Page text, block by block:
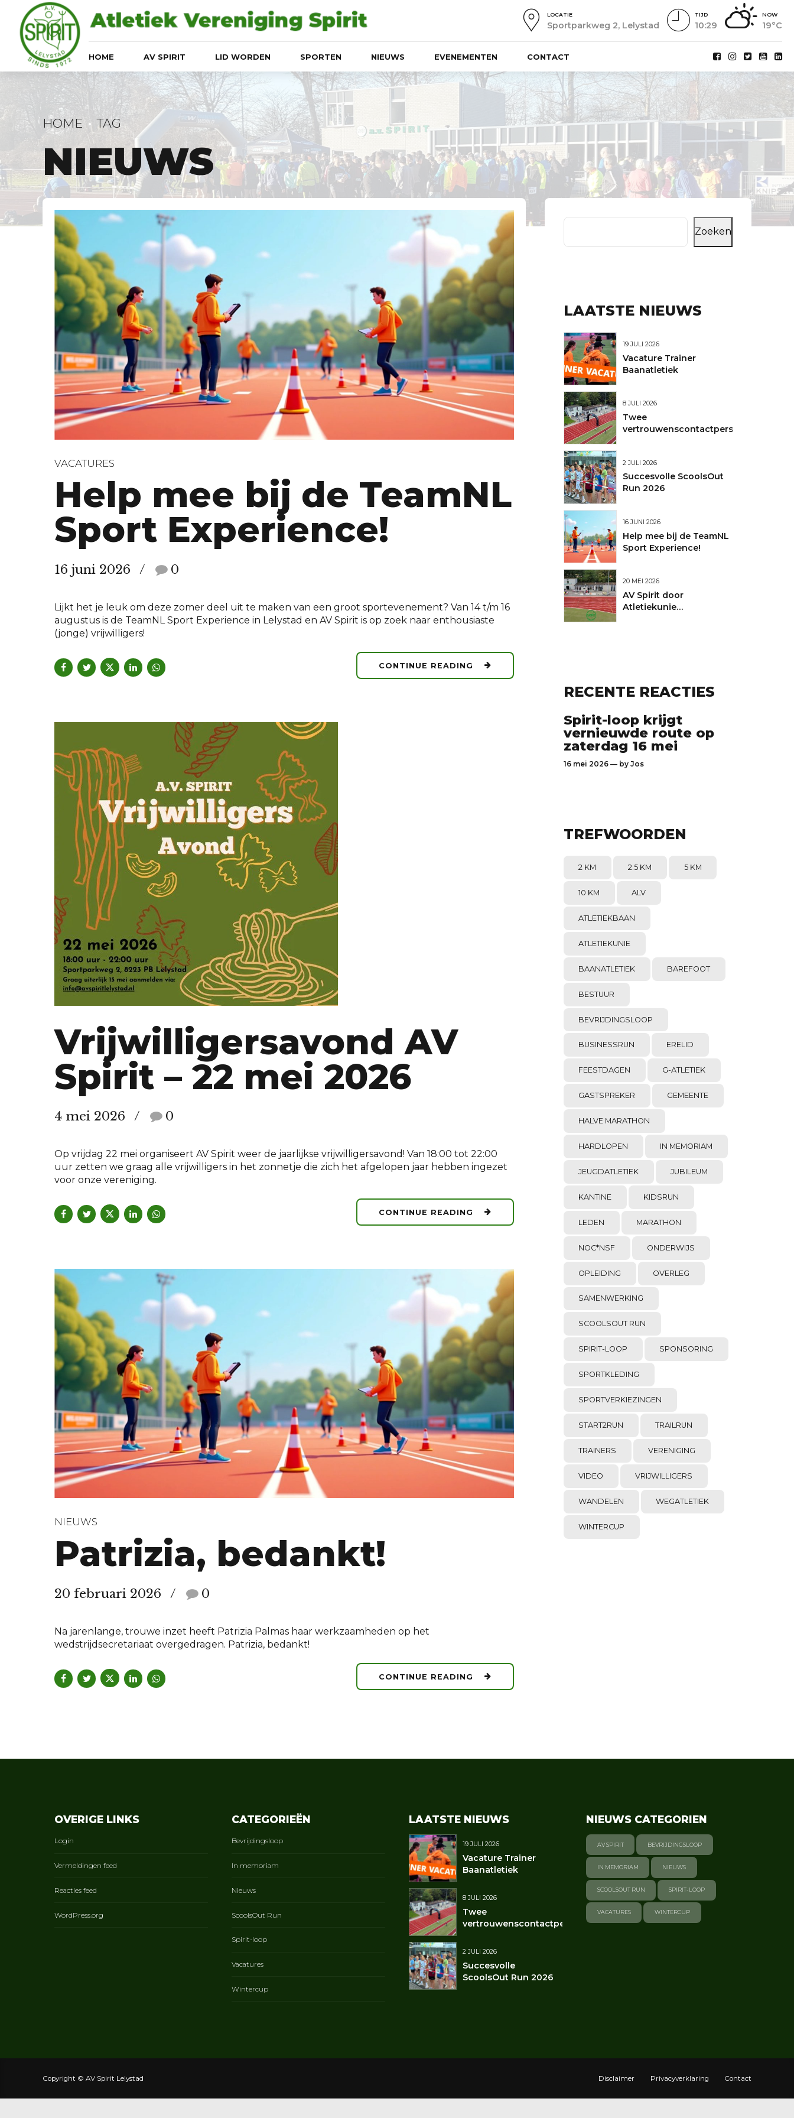
NOW
19°C
TIJD
10:29
LOCATIE
Sportparkweg 2, Lelystad
HOME AV SPIRIT LID WORDEN SPORTEN NIEUWS EVENEMENTEN CONTACT
HOME TAG
NIEUWS
VACATURES
Help mee bij de TeamNL
Sport Experience!
16 juni 2026 0
Lijkt het je leuk om deze zomer deel uit te maken van een groot sportevenement? Van 14 t/m 16
augustus is de TeamNL Sport Experience in Lelystad en AV Spirit is op zoek naar enthousiaste
(jonge) vrijwilligers!
CONTINUE READING
Vrijwilligersavond AV
Spirit – 22 mei 2026
4 mei 2026 0
Op vrijdag 22 mei organiseert AV Spirit weer de jaarlijkse vrijwilligersavond! Van 18:00 tot 22:00
uur zetten we graag alle vrijwilligers in het zonnetje die zich het afgelopen jaar hebben ingezet
voor onze vereniging.
CONTINUE READING
NIEUWS
Patrizia, bedankt!
20 februari 2026 0
Na jarenlange, trouwe inzet heeft Patrizia Palmas haar werkzaamheden op het
wedstrijdsecretariaat overgedragen. Patrizia, bedankt!
CONTINUE READING
Zoeken
LAATSTE NIEUWS
19 JULI 2026
Vacature Trainer
Baanatletiek
8 JULI 2026
Twee
vertrouwenscontactpersonen
2 JULI 2026
Succesvolle ScoolsOut
Run 2026
16 JUNI 2026
Help mee bij de TeamNL
Sport Experience!
20 MEI 2026
AV Spirit door
Atletiekunie
RECENTE REACTIES
Spirit-loop krijgt
vernieuwde route op
zaterdag 16 mei
16 mei 2026 — by Jos
TREFWOORDEN
2 KM 2.5 KM 5 KM
10 KM ALV
ATLETIEKBAAN
ATLETIEKUNIE
BAANATLETIEK BAREFOOT
BESTUUR
BEVRIJDINGSLOOP
BUSINESSRUN ERELID
FEESTDAGEN G-ATLETIEK
GASTSPREKER GEMEENTE
HALVE MARATHON
HARDLOPEN IN MEMORIAM
JEUGDATLETIEK JUBILEUM
KANTINE KIDSRUN
LEDEN MARATHON
NOC*NSF ONDERWIJS
OPLEIDING OVERLEG
SAMENWERKING
SCOOLSOUT RUN
SPIRIT-LOOP SPONSORING
SPORTKLEDING
SPORTVERKIEZINGEN
START2RUN TRAILRUN
TRAINERS VERENIGING
VIDEO VRIJWILLIGERS
WANDELEN WEGATLETIEK
WINTERCUP
OVERIGE LINKS
Login
Vermeldingen feed
Reacties feed
WordPress.org
CATEGORIEËN
Bevrijdingsloop
In memoriam
Nieuws
ScoolsOut Run
Spirit-loop
Vacatures
Wintercup
LAATSTE NIEUWS
19 JULI 2026
Vacature Trainer
Baanatletiek
8 JULI 2026
Twee
vertrouwenscontactpersonen
2 JULI 2026
Succesvolle
ScoolsOut Run 2026
NIEUWS CATEGORIEN
AV SPIRIT BEVRIJDINGSLOOP
IN MEMORIAM NIEUWS
SCOOLSOUT RUN SPIRIT-LOOP
VACATURES WINTERCUP
Copyright © AV Spirit Lelystad Disclaimer Privacyverklaring Contact